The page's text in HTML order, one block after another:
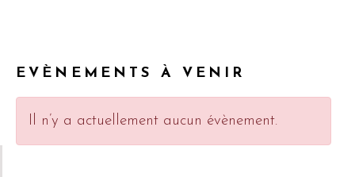
EVÈNEMENTS À VENIR
Il n’y a actuellement aucun évènement.